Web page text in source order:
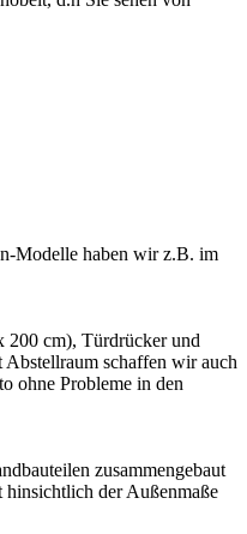
Modelle haben wir z.B. im
200 cm), Türdrücker und
Abstellraum schaffen wir auch
ohne Probleme in den
zusammengebaut
hinsichtlich der Außenmaße